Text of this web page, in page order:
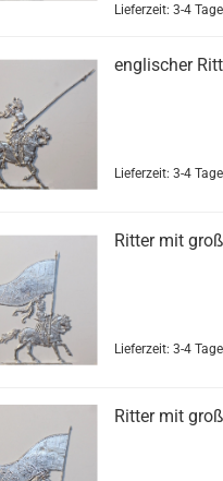
Lieferzeit: 3-4 Tage
englischer
Lieferzeit: 3-4 Tage
Ritter mit
Lieferzeit: 3-4 Tage
Ritter mit